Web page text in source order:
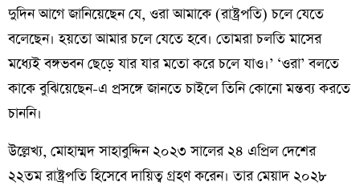
দুদিন আগে জানিয়েছেন যে, ওরা আমাকে (রাষ্ট্রপতি) চলে যেতে
বলেছেন। হয়তো আমার চলে যেতে হবে। তোমরা চলতি মাসের
মধ্যেই বঙ্গভবন ছেড়ে যার যার মতো করে চলে যাও।’ ‘ওরা’ বলতে
কাকে বুঝিয়েছেন-এ প্রসঙ্গে জানতে চাইলে তিনি কোনো মন্তব্য করতে
চাননি।
উল্লেখ্য, মোহাম্মদ সাহাবুদ্দিন ২০২৩ সালের ২৪ এপ্রিল দেশের
২২তম রাষ্ট্রপতি হিসেবে দায়িত্ব গ্রহণ করেন। তার মেয়াদ ২০২৮